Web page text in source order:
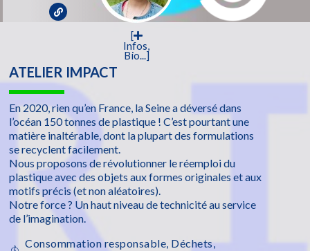
[
Infos,
Bio...]
ATELIER IMPACT
En 2020, rien qu’en France, la Seine a déversé dans
l’océan 150 tonnes de plastique ! C’est pourtant une
matière inaltérable, dont la plupart des formulations
se recyclent facilement.
Nous proposons de révolutionner le réemploi du
plastique avec des objets aux formes originales et aux
motifs précis (et non aléatoires).
Notre force ? Un haut niveau de technicité au service
de l’imagination.
Consommation responsable, Déchets,